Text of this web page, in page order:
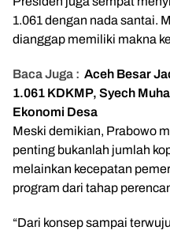
1.061 dengan nada santai.
dianggap memiliki makna
Baca Juga : Aceh Besar
1.061 KDKMP, Syech
Ekonomi Desa
Meski demikian, Prabowo
penting bukanlah jumlah
melainkan kecepatan
program dari tahap
“Dari konsep sampai